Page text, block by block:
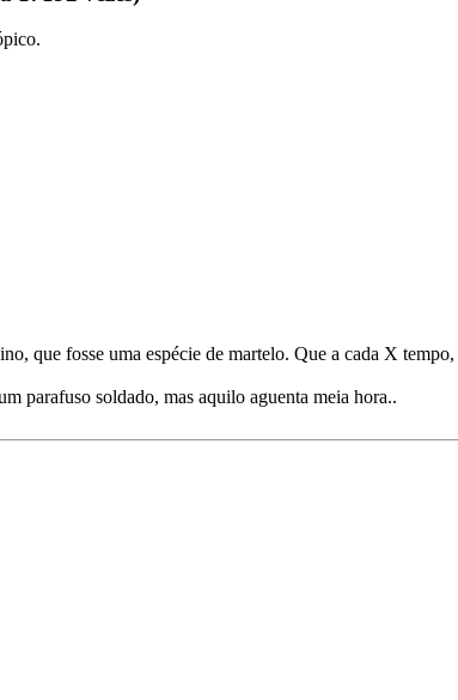
que fosse uma espécie de martelo. Que a cada X
parafuso soldado, mas aquilo aguenta meia hora..